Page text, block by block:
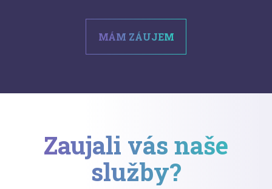
MÁM ZÁUJEM
Zaujali vás naše
služby?